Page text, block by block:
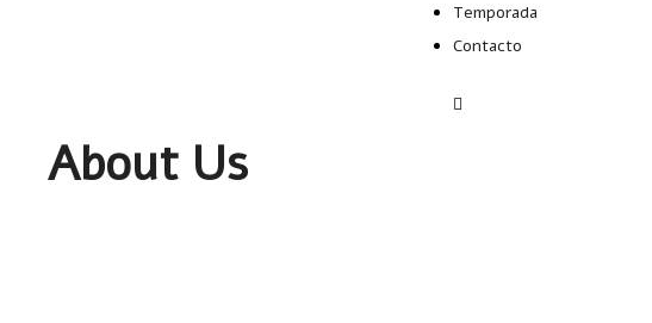
Temporada
Contacto
About Us